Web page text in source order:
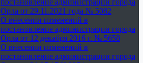
постановление администрации города
Орла от 29.11.2021 года № 5082
О внесении изменений в
постановление администрации города
Орла от 12 декабря 2016 г. № 5658
О внесении изменений в
постановление администрации города